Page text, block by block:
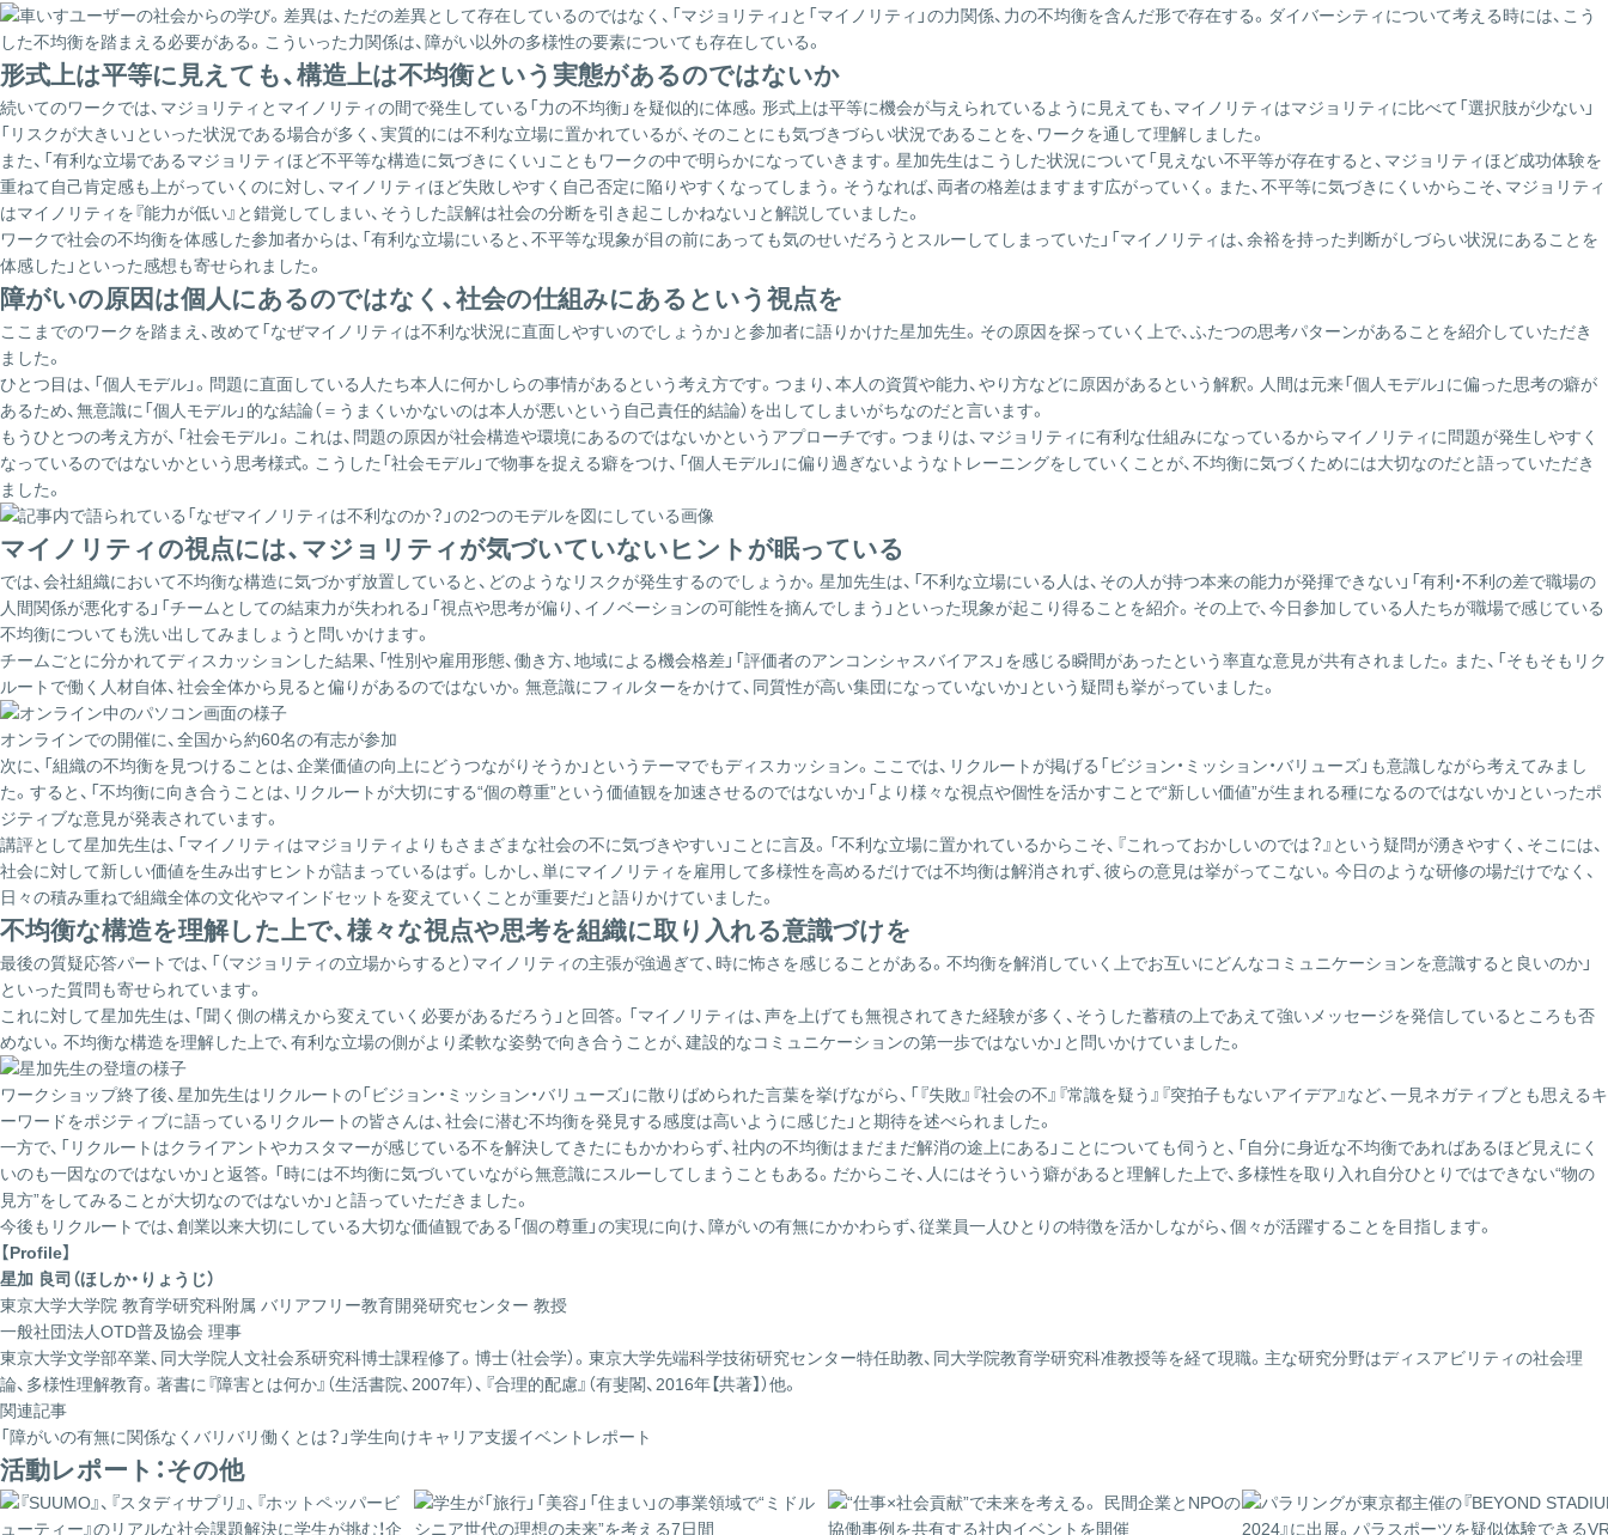
形式上は平等に見えても、構造上は不均衡という実態があるのではないか
続いてのワークでは、マジョリティとマイノリティの間で発生している「力の不均衡」を疑似的に体感。形式上は平等に機会が与えられているように見えても、マイノリティはマジョリティに比べて「選択肢が少ない」
「リスクが大きい」といった状況である場合が多く、実質的には不利な立場に置かれているが、そのことにも気づきづらい状況であることを、ワークを通して理解しました。
また、「有利な立場であるマジョリティほど不平等な構造に気づきにくい」こともワークの中で明らかになっていきます。星加先生はこうした状況について「見えない不平等が存在すると、マジョリティほど成功体験を
重ねて自己肯定感も上がっていくのに対し、マイノリティほど失敗しやすく自己否定に陥りやすくなってしまう。そうなれば、両者の格差はますます広がっていく。また、不平等に気づきにくいからこそ、マジョリティ
はマイノリティを『能力が低い』と錯覚してしまい、そうした誤解は社会の分断を引き起こしかねない」と解説していました。
ワークで社会の不均衡を体感した参加者からは、「有利な立場にいると、不平等な現象が目の前にあっても気のせいだろうとスルーしてしまっていた」「マイノリティは、余裕を持った判断がしづらい状況にあることを
体感した」といった感想も寄せられました。
障がいの原因は個人にあるのではなく、社会の仕組みにあるという視点を
ここまでのワークを踏まえ、改めて「なぜマイノリティは不利な状況に直面しやすいのでしょうか」と参加者に語りかけた星加先生。その原因を探っていく上で、ふたつの思考パターンがあることを紹介していただき
ました。
ひとつ目は、「個人モデル」。問題に直面している人たち本人に何かしらの事情があるという考え方です。つまり、本人の資質や能力、やり方などに原因があるという解釈。人間は元来「個人モデル」に偏った思考の癖が
あるため、無意識に「個人モデル」的な結論（＝うまくいかないのは本人が悪いという自己責任的結論）を出してしまいがちなのだと言います。
もうひとつの考え方が、「社会モデル」。これは、問題の原因が社会構造や環境にあるのではないかというアプローチです。つまりは、マジョリティに有利な仕組みになっているからマイノリティに問題が発生しやすく
なっているのではないかという思考様式。こうした「社会モデル」で物事を捉える癖をつけ、「個人モデル」に偏り過ぎないようなトレーニングをしていくことが、不均衡に気づくためには大切なのだと語っていただき
ました。
マイノリティの視点には、マジョリティが気づいていないヒントが眠っている
では、会社組織において不均衡な構造に気づかず放置していると、どのようなリスクが発生するのでしょうか。星加先生は、「不利な立場にいる人は、その人が持つ本来の能力が発揮できない」「有利・不利の差で職場の
人間関係が悪化する」「チームとしての結束力が失われる」「視点や思考が偏り、イノベーションの可能性を摘んでしまう」といった現象が起こり得ることを紹介。その上で、今日参加している人たちが職場で感じている
不均衡についても洗い出してみましょうと問いかけます。
チームごとに分かれてディスカッションした結果、「性別や雇用形態、働き方、地域による機会格差」「評価者のアンコンシャスバイアス」を感じる瞬間があったという率直な意見が共有されました。また、「そもそもリク
ルートで働く人材自体、社会全体から見ると偏りがあるのではないか。無意識にフィルターをかけて、同質性が高い集団になっていないか」という疑問も挙がっていました。
オンラインでの開催に、全国から約60名の有志が参加
次に、「組織の不均衡を見つけることは、企業価値の向上にどうつながりそうか」というテーマでもディスカッション。ここでは、リクルートが掲げる「ビジョン・ミッション・バリューズ」も意識しながら考えてみまし
た。すると、「不均衡に向き合うことは、リクルートが大切にする“個の尊重”という価値観を加速させるのではないか」「より様々な視点や個性を活かすことで“新しい価値”が生まれる種になるのではないか」といったポ
ジティブな意見が発表されています。
講評として星加先生は、「マイノリティはマジョリティよりもさまざまな社会の不に気づきやすい」ことに言及。「不利な立場に置かれているからこそ、『これっておかしいのでは？』という疑問が湧きやすく、そこには、
社会に対して新しい価値を生み出すヒントが詰まっているはず。しかし、単にマイノリティを雇用して多様性を高めるだけでは不均衡は解消されず、彼らの意見は挙がってこない。今日のような研修の場だけでなく、
日々の積み重ねで組織全体の文化やマインドセットを変えていくことが重要だ」と語りかけていました。
不均衡な構造を理解した上で、様々な視点や思考を組織に取り入れる意識づけを
最後の質疑応答パートでは、「（マジョリティの立場からすると）マイノリティの主張が強過ぎて、時に怖さを感じることがある。不均衡を解消していく上でお互いにどんなコミュニケーションを意識すると良いのか」
といった質問も寄せられています。
これに対して星加先生は、「聞く側の構えから変えていく必要があるだろう」と回答。「マイノリティは、声を上げても無視されてきた経験が多く、そうした蓄積の上であえて強いメッセージを発信しているところも否
めない。不均衡な構造を理解した上で、有利な立場の側がより柔軟な姿勢で向き合うことが、建設的なコミュニケーションの第一歩ではないか」と問いかけていました。
ワークショップ終了後、星加先生はリクルートの「ビジョン・ミッション・バリューズ」に散りばめられた言葉を挙げながら、「『失敗』『社会の不』『常識を疑う』『突拍子もないアイデア』など、一見ネガティブとも思えるキ
ーワードをポジティブに語っているリクルートの皆さんは、社会に潜む不均衡を発見する感度は高いように感じた」と期待を述べられました。
一方で、「リクルートはクライアントやカスタマーが感じている不を解決してきたにもかかわらず、社内の不均衡はまだまだ解消の途上にある」ことについても伺うと、「自分に身近な不均衡であればあるほど見えにく
いのも一因なのではないか」と返答。「時には不均衡に気づいていながら無意識にスルーしてしまうこともある。だからこそ、人にはそういう癖があると理解した上で、多様性を取り入れ自分ひとりではできない“物の
見方”をしてみることが大切なのではないか」と語っていただきました。
今後もリクルートでは、創業以来大切にしている大切な価値観である「個の尊重」の実現に向け、障がいの有無にかかわらず、従業員一人ひとりの特徴を活かしながら、個々が活躍することを目指します。
【Profile】
星加 良司（ほしか・りょうじ）
東京大学大学院 教育学研究科附属 バリアフリー教育開発研究センター 教授
一般社団法人OTD普及協会 理事
東京大学文学部卒業、同大学院人文社会系研究科博士課程修了。博士（社会学）。東京大学先端科学技術研究センター特任助教、同大学院教育学研究科准教授等を経て現職。主な研究分野はディスアビリティの社会理
論、多様性理解教育。著書に『障害とは何か』（生活書院、2007年）、『合理的配慮』（有斐閣、2016年【共著】）他。
関連記事
「障がいの有無に関係なくバリバリ働くとは？」学生向けキャリア支援イベントレポート
活動レポート：その他